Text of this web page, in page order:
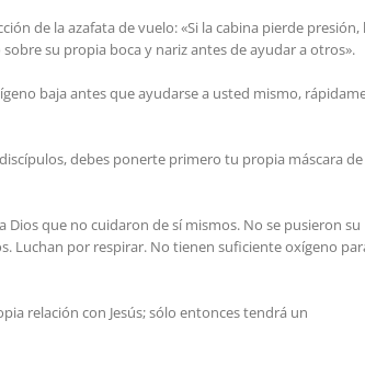
de la azafata de vuelo: «Si la cabina pierde presión,
su propia boca y nariz antes de ayudar a otros».
baja antes que ayudarse a usted mismo,
debes ponerte primero tu propia máscara de
que no cuidaron de sí mismos. No se pusieron su
Luchan por respirar. No tienen suficiente oxígeno
relación con Jesús; sólo entonces tendrá un